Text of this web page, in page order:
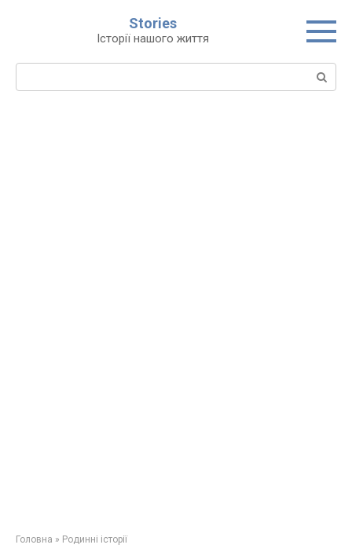
Stories
Історії нашого життя
Пошук:
Головна » Родинні історії